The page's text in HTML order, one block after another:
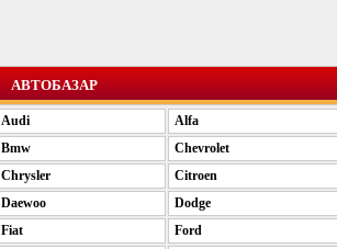
АВТОБАЗАР
Audi
Alfa
Bmw
Chevrolet
Chrysler
Citroen
Daewoo
Dodge
Fiat
Ford